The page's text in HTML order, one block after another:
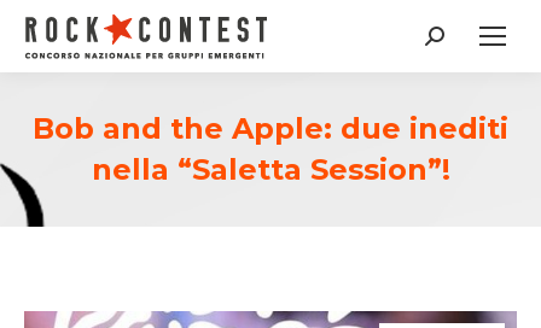
Cerca:
Bob and the Apple: due inediti
nella “Saletta Session”!